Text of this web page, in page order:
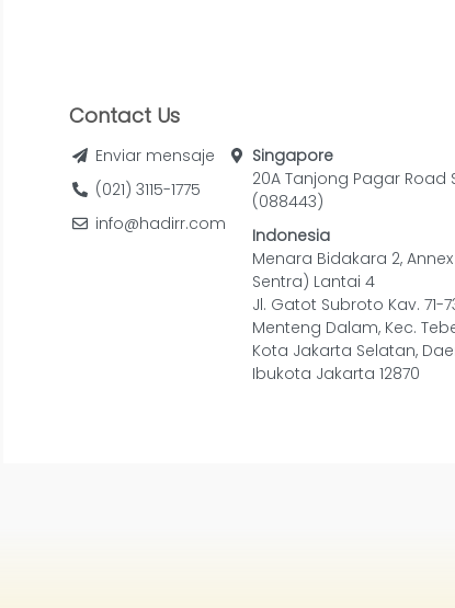
Contact Us
Enviar mensaje
(021) 3115-1775
info@hadirr.com
Singapore
20A Tanjong Pagar Road
(088443)
Indonesia
Menara Bidakara 2,
Sentra) Lantai 4
Jl. Gatot Subroto Kav. 71-
Menteng Dalam, Kec.
Kota Jakarta Selatan,
Ibukota Jakarta 12870